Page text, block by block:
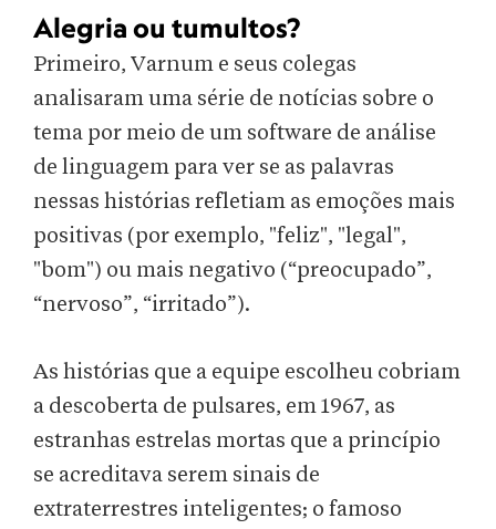
Alegria ou tumultos?
Primeiro, Varnum e seus colegas
analisaram uma série de notícias sobre o
tema por meio de um software de análise
de linguagem para ver se as palavras
nessas histórias refletiam as emoções mais
positivas (por exemplo, "feliz", "legal",
"bom") ou mais negativo (“preocupado”,
“nervoso”, “irritado”).
As histórias que a equipe escolheu cobriam
a descoberta de pulsares, em 1967, as
estranhas estrelas mortas que a princípio
se acreditava serem sinais de
extraterrestres inteligentes; o famoso